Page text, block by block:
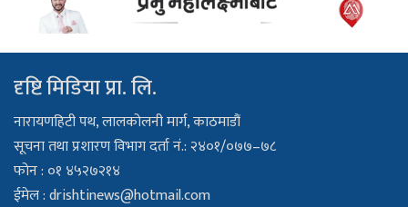
दृष्टि मिडिया प्रा. लि.
नारायणहिटी पथ, लालकोलनी मार्ग, काठमाडौं
सूचना तथा प्रशारण विभाग दर्ता नं.: २४०१/०७७–७८
फोन : ०१ ४५२७२१४
ईमेल :drishtinews@hotmail.com